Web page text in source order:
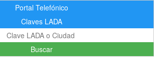
Portal Telefónico
Claves LADA
Buscar